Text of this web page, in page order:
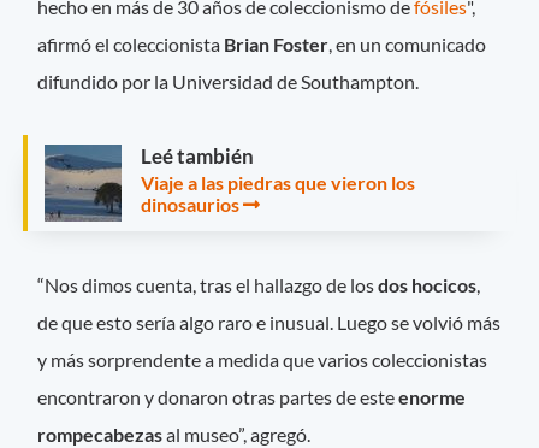
hecho en más de 30 años de coleccionismo defósiles",
afirmó el coleccionista Brian Foster, en un comunicado
difundido por la Universidad de Southampton.
Leé también
Viaje a las piedras que vieron los
dinosaurios
“Nos dimos cuenta, tras el hallazgo de losdos hocicos,
de que esto sería algo raro e inusual. Luego se volvió más
y más sorprendente a medida que varios coleccionistas
encontraron y donaron otras partes de esteenorme
rompecabezasal museo”, agregó.